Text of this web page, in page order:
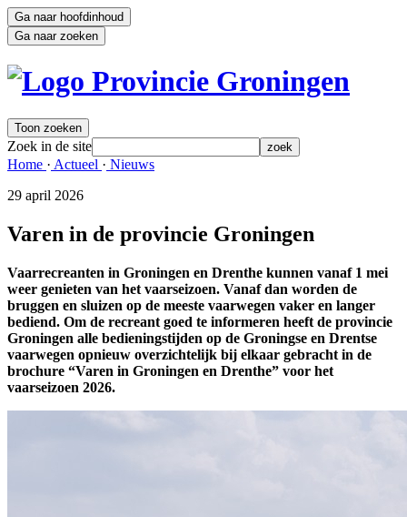
Ga naar hoofdinhoud
Ga naar zoeken
Toon zoeken
Zoek in de site zoek
Home · Actueel · Nieuws
29 april 2026
Varen in de provincie Groningen
Vaarrecreanten in Groningen en Drenthe kunnen vanaf 1 mei
weer genieten van het vaarseizoen. Vanaf dan worden de
bruggen en sluizen op de meeste vaarwegen vaker en langer
bediend. Om de recreant goed te informeren heeft de provincie
Groningen alle bedieningstijden op de Groningse en Drentse
vaarwegen opnieuw overzichtelijk bij elkaar gebracht in de
brochure “Varen in Groningen en Drenthe” voor het
vaarseizoen 2026.